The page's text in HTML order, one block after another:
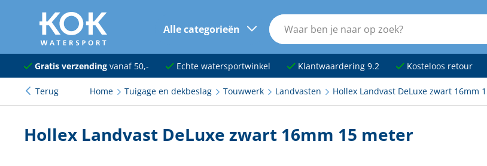
naar hoofdinhoud
Alle categorieën
Navigatie
Dekuitrusting
Gratis verzendingvanaf 50,- Echte watersportwinkel Klantwaardering 9.2 Kosteloos retour
Terug Home Tuigage en dekbeslag Touwwerk Landvasten Hollex Landvast DeLuxe zwart 16mm
Hollex Landvast DeLuxe zwart 16mm 15 meter